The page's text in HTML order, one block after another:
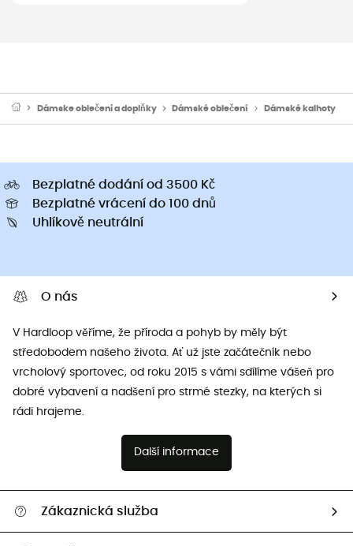
Dámske oblečeni a doplňky Dámské oblečení Dámské kalhoty
Bezplatné dodání od 3500 Kč
Bezplatné vrácení do 100 dnů
Uhlíkově neutrální
O nás
V Hardloop věříme, že příroda a pohyb by měly být
středobodem našeho života. Ať už jste začátečník nebo
vrcholový sportovec, od roku 2015 s vámi sdílíme vášeň pro
dobré vybavení a nadšení pro strmé stezky, na kterých si
rádi hrajeme.
Další informace
Zákaznická služba